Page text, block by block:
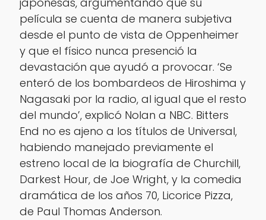
película se cuenta de manera subjetiva
desde el punto de vista de Oppenheimer
y que el físico nunca presenció la
devastación que ayudó a provocar. ‘Se
enteró de los bombardeos de Hiroshima y
Nagasaki por la radio, al igual que el resto
del mundo’, explicó Nolan a NBC. Bitters
End no es ajeno a los títulos de Universal,
habiendo manejado previamente el
estreno local de la biografía de Churchill,
Darkest Hour, de Joe Wright, y la comedia
dramática de los años 70, Licorice Pizza,
de Paul Thomas Anderson.